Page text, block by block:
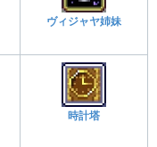
ヴィジャヤ姉妹
時計塔